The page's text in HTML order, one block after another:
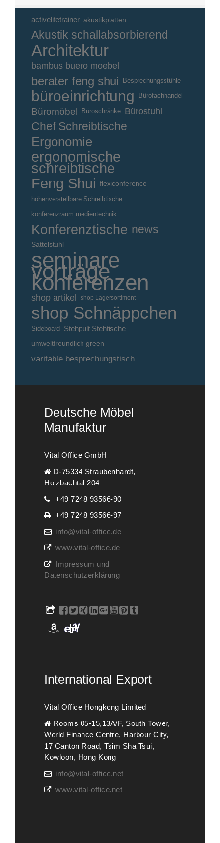
activelifetrainer akustikplatten
Akustik schallabsorbierend
Architektur
bambus buero moebel
berater feng shui Besprechungsstühle
büroeinrichtung Bürofachhandel
Büromöbel Büroschränke Bürostuhl
Chef Schreibtische
Ergonomie
ergonomische
schreibtische
Feng Shui flexiconference
höhenverstellbare Schreibtische
konferenzraum medientechnik
Konferenztische news
Sattelstuhl
seminare
vorträge
konferenzen
shop artikel shop Lagersortiment
shop Schnäppchen
Sideboard Stehpult Stehtische
umweltfreundlich green
varitable besprechungstisch
Deutsche Möbel
Manufaktur
Vital Office GmbH
D-75334 Straubenhardt,
Holzbachtal 204
+49 7248 93566-90
+49 7248 93566-97
info@vital-office.de
www.vital-office.de
Impressum und
Datenschutzerklärung
International Export
Vital Office Hongkong Limited
Rooms 05-15,13A/F, South Tower,
World Finance Centre, Harbour City,
17 Canton Road, Tsim Sha Tsui,
Kowloon, Hong Kong
info@vital-office.net
www.vital-office.net